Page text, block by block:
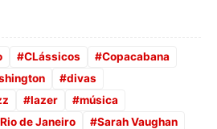
#CLássicos #Copacabana
#divas
#lazer #música
Rio de Janeiro #Sarah Vaughan